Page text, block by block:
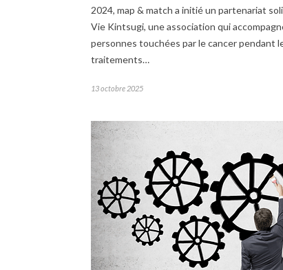
2024, map & match a initié un partenariat
Vie Kintsugi, une association qui
personnes touchées par le cancer pendant
traitements…
13 octobre 2025